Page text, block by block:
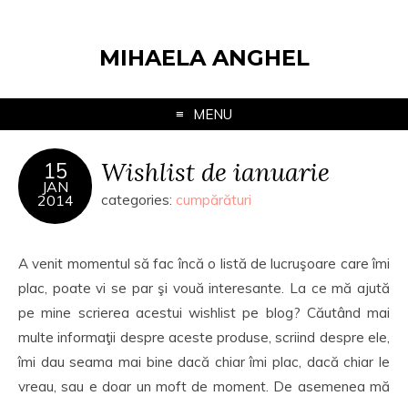
MIHAELA ANGHEL
MENU
15
JAN
2014
Wishlist de ianuarie
categories: cumpărături
A venit momentul să fac încă o listă de lucruşoare care îmi
plac, poate vi se par şi vouă interesante. La ce mă ajută
pe mine scrierea acestui wishlist pe blog? Căutând mai
multe informaţii despre aceste produse, scriind despre ele,
îmi dau seama mai bine dacă chiar îmi plac, dacă chiar le
vreau, sau e doar un moft de moment. De asemenea mă